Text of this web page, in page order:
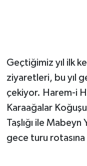
Geçtiğimiz yıl ilk
ziyaretleri, bu yıl
çekiyor. Harem-i
Karaağalar
Taşlığı ile
gece turu
Sokak
Sonsöz Özel